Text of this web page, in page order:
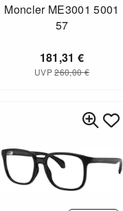
Moncler ME3001 5001
57
181,31€
UVP260,00€